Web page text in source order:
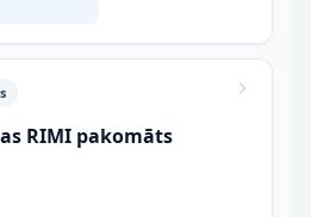
RIMI pakomāts